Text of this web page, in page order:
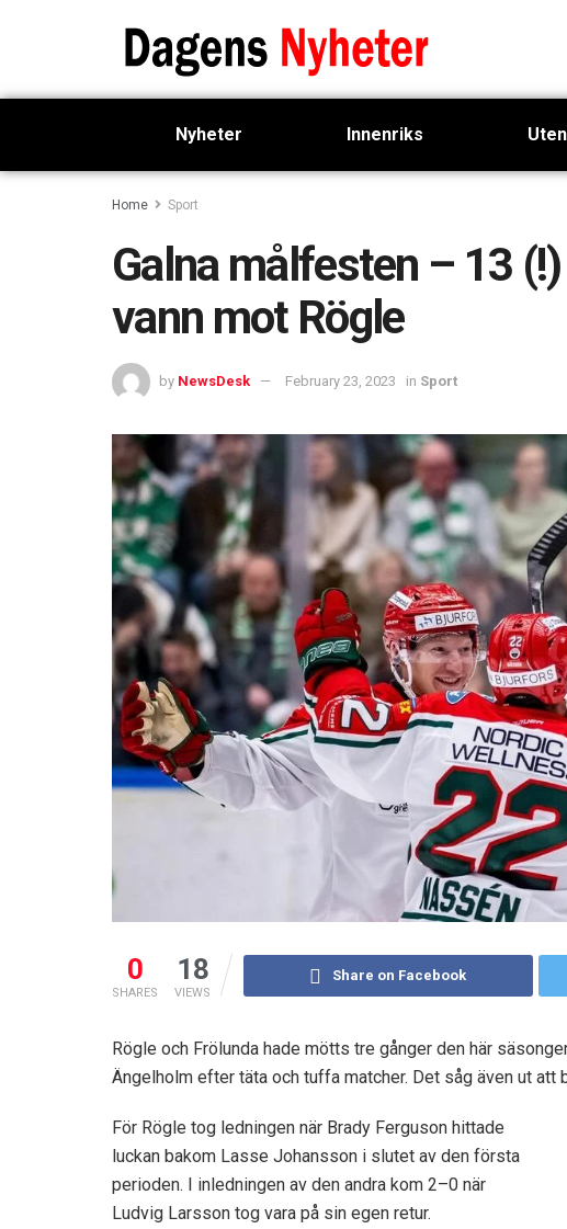
Nyheter Innenriks
Home Sport
Galna målfesten – 13
vann mot Rögle
by NewsDesk February 23, 2023 in Sport
0
SHARES
18
VIEWS
Share on Facebook
Rögle och Frölunda hade mötts tre gånger den här
Ängelholm efter täta och tuffa matcher. Det såg även ut att
För Rögle tog ledningen när Brady Ferguson hittade
luckan bakom Lasse Johansson i slutet av den första
perioden. I inledningen av den andra kom 2–0 när
Ludvig Larsson tog vara på sin egen retur.